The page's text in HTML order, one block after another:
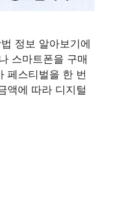
정보 알아보기에
스마트폰을 구매
페스티벌을 한 번
액에 따라 디지털